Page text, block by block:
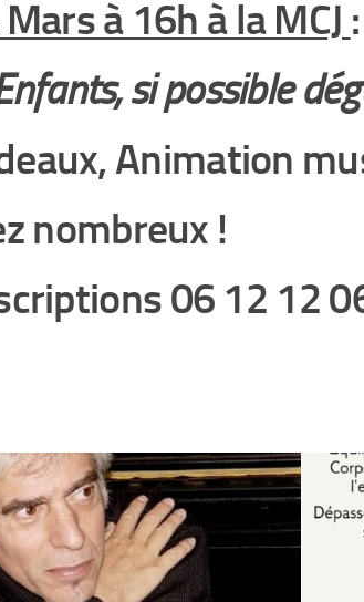
à 16h à la MCJ :
si possible
Animation
nombreux !
06 12 12